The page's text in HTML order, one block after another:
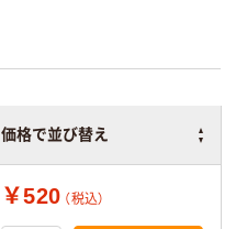
価格で並び替え
￥520 （税込）